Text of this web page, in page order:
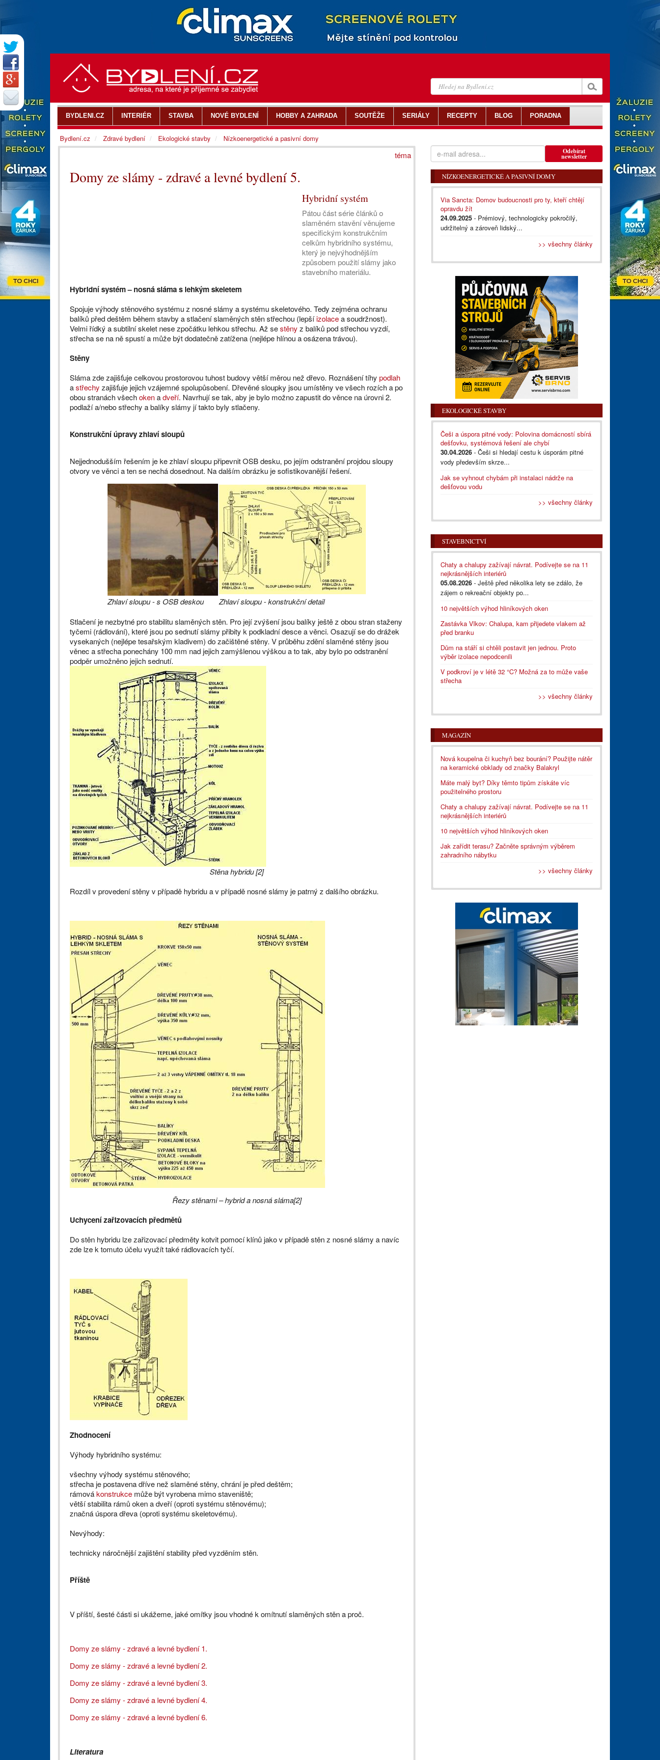
téma
Domy ze slámy - zdravé a levné bydlení 5.
Hybridní systém
Pátou část série článků o
slaměném stavění věnujeme
specifickým konstrukčním
celkům hybridního systému,
který je nejvýhodnějším
způsobem použití slámy jako
stavebního materiálu.
Hybridní systém – nosná sláma s lehkým skeletem
Spojuje výhody stěnového systému z nosné slámy a systému skeletového. Tedy zejména ochranu
balíků před deštěm během stavby a stlačení slaměných stěn střechou (lepšíizolacea soudržnost).
Velmi řídký a subtilní skelet nese zpočátku lehkou střechu. Až sestěny z balíků pod střechou vyzdí,
střecha se na ně spustí a může být dodatečně zatížena (nejlépe hlínou a osázena trávou).
Stěny
Sláma zde zajišťuje celkovou prostorovou tuhost budovy větší měrou než dřevo. Roznášení tíhy podlah
astřechy zajišťuje jejich vzájemné spolupůsobení. Dřevěné sloupky jsou umístěny ve všech rozích a po
obou stranách všechokenadveří. Navrhují se tak, aby je bylo možno zapustit do věnce na úrovni 2.
podlaží a/nebo střechy a balíky slámy jí takto byly stlačeny.
Konstrukční úpravy zhlaví sloupů
Nejjednodušším řešením je ke zhlaví sloupu připevnit OSB desku, po jejím odstranění projdou sloupy
otvory ve věnci a ten se nechá dosednout. Na dalším obrázku je sofistikovanější řešení.
Zhlaví sloupu - s OSB deskou
Zhlaví sloupu - konstrukční detail
Stlačení je nezbytné pro stabilitu slaměných stěn. Pro její zvýšení jsou balíky ještě z obou stran staženy
tyčemi (rádlování), které jsou po sednutí slámy přibity k podkladní desce a věnci. Osazují se do drážek
vysekaných (nejlépe tesařským kladivem) do začištěné stěny. V průběhu zdění slaměné stěny jsou
věnec a střecha ponechány 100 mm nad jejich zamýšlenou výškou a to tak, aby bylo po odstranění
podpěr umožněno jejich sednutí.
Stěna hybridu [2]
Rozdíl v provedení stěny v případě hybridu a v případě nosné slámy je patrný z dalšího obrázku.
Řezy stěnami – hybrid a nosná sláma[2]
Uchycení zařizovacích předmětů
Do stěn hybridu lze zařizovací předměty kotvit pomocí klínů jako v případě stěn z nosné slámy a navíc
zde lze k tomuto účelu využít také rádlovacích tyčí.
Zhodnocení
Výhody hybridního systému:
všechny výhody systému stěnového;
střecha je postavena dříve než slaměné stěny, chrání je před deštěm;
rámovákonstrukce může být vyrobena mimo staveniště;
větší stabilita rámů oken a dveří (oproti systému stěnovému);
značná úspora dřeva (oproti systému skeletovému).
Nevýhody:
technicky náročnější zajištění stability před vyzděním stěn.
Příště
V příští, šesté části si ukážeme, jaké omítky jsou vhodné k omítnutí slaměných stěn a proč.
Domy ze slámy - zdravé a levné bydlení 1.
Domy ze slámy - zdravé a levné bydlení 2.
Domy ze slámy - zdravé a levné bydlení 3.
Domy ze slámy - zdravé a levné bydlení 4.
Domy ze slámy - zdravé a levné bydlení 6.
Literatura
Odebírat
newsletter
NÍZKOENERGETICKÉ A PASIVNÍ DOMY
Via Sancta: Domov budoucnosti pro ty, kteří chtějí
opravdu žít
24.09.2025 - Prémiový, technologicky pokročilý,
udržitelný a zároveň lidský...
>> všechny články
EKOLOGICKÉ STAVBY
Češi a úspora pitné vody: Polovina domácností sbírá
dešťovku, systémová řešení ale chybí
30.04.2026 - Češi si hledají cestu k úsporám pitné
vody především skrze...
Jak se vyhnout chybám při instalaci nádrže na
dešťovou vodu
>> všechny články
STAVEBNICTVÍ
Chaty a chalupy zažívají návrat. Podívejte se na 11
nejkrásnějších interiérů
05.08.2026 - Ještě před několika lety se zdálo, že
zájem o rekreační objekty po...
10 největších výhod hliníkových oken
Zastávka Vlkov: Chalupa, kam přijedete vlakem až
před branku
Dům na stáří si chtěli postavit jen jednou. Proto
výběr izolace nepodcenili
V podkroví je v létě 32 °C? Možná za to může vaše
střecha
>> všechny články
MAGAZÍN
Nová koupelna či kuchyň bez bourání? Použijte nátěr
na keramické obklady od značky Balakryl
Máte malý byt? Díky těmto tipům získáte víc
použitelného prostoru
Chaty a chalupy zažívají návrat. Podívejte se na 11
nejkrásnějších interiérů
10 největších výhod hliníkových oken
Jak zařídit terasu? Začněte správným výběrem
zahradního nábytku
>> všechny články
BYDLENI.CZ INTERIÉR STAVBA NOVÉ BYDLENÍ HOBBY A ZAHRADA SOUTĚŽE SERIÁLY RECEPTY BLOG PORADNA
Bydlení.cz Zdravé bydlení Ekologické stavby Nízkoenergetické a pasivní domy